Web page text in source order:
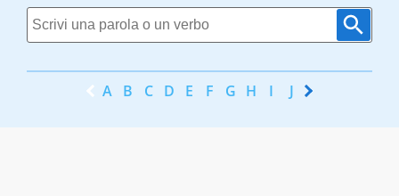
A B C D E F G H I J K